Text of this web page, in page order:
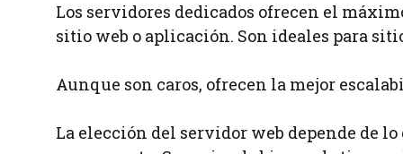
Los servidores dedicados ofrecen el
sitio web o aplicación. Son ideales para
Aunque son caros, ofrecen la mejor
La elección del servidor web depende de